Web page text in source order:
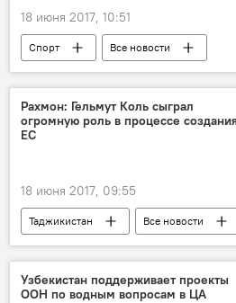
18 июня 2017, 10:51
Спорт
Все новости
Таджикистан: свежие новости спорта
Таджикистан
Рахмон: Гельмут Коль сыграл
огромную роль в процессе
ЕС
18 июня 2017, 09:55
Таджикистан
Все новости
Германия
Эмомали Рахмон
Узбекистан поддерживает проекты
ООН по водным вопросам в ЦА